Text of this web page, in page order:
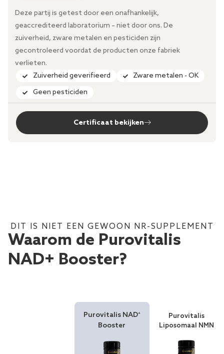
Deze partij is getest door een onafhankelijk,
geaccrediteerd laboratorium – niet door ons. De
zuiverheid, zware metalen en pesticiden zijn
gecontroleerd voordat de producten onze fabriek
verlieten.
Zuiverheid geverifieerd
Zware metalen - OK
Geen pesticiden
Certificaat bekijken
DIT IS NIET EEN GEWOON NR-SUPPLEMENT
Waarom de Purovitalis
NAD+ Booster?
Purovitalis NAD⁺
Booster
Purovitalis
Liposomaal NMN